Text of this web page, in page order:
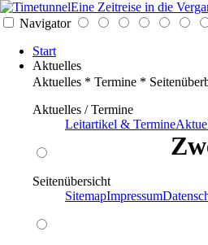
Eine Zeitreise in die
Navigator
Start
Aktuelles
Aktuelles * Termine *
Aktuelles / Termine
Leitartikel & Termine
Seitenübersicht
SitemapImpressum